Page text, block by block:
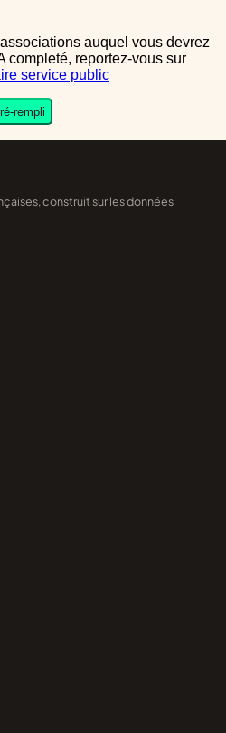
completé, reportez-vous sur
service public
rempli